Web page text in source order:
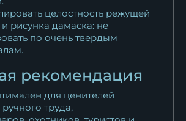
целостность режущей
рисунка дамаска: не
по очень твердым
рекомендация
для ценителей
труда,